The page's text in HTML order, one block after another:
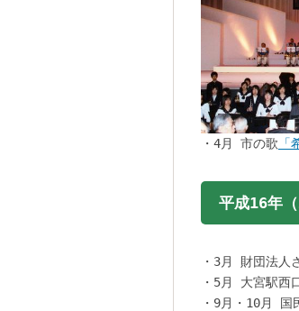
・4月 市の歌
平成16年（
・3月 財団法人
・5月 大宮駅西
・9月・10月 国